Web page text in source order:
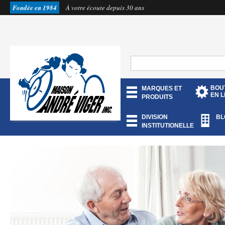
Fondée en 1984 À votre écoute depuis 30 ans
MARQUES ET
PRODUITS
EN
DIVISION
INSTITUTIONELLE